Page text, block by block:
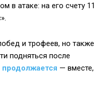
в атаке: на его счету 11
и трофеев, но также
подняться после
продолжается — вместе,